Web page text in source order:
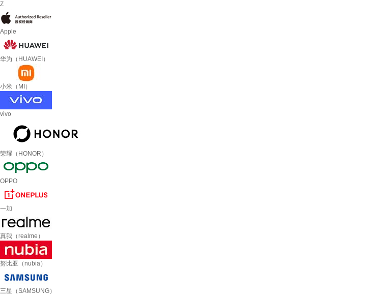
Z
Apple
华为（HUAWEI）
小米（MI）
vivo
荣耀（HONOR）
OPPO
一加
真我（realme）
努比亚（nubia）
三星（SAMSUNG）